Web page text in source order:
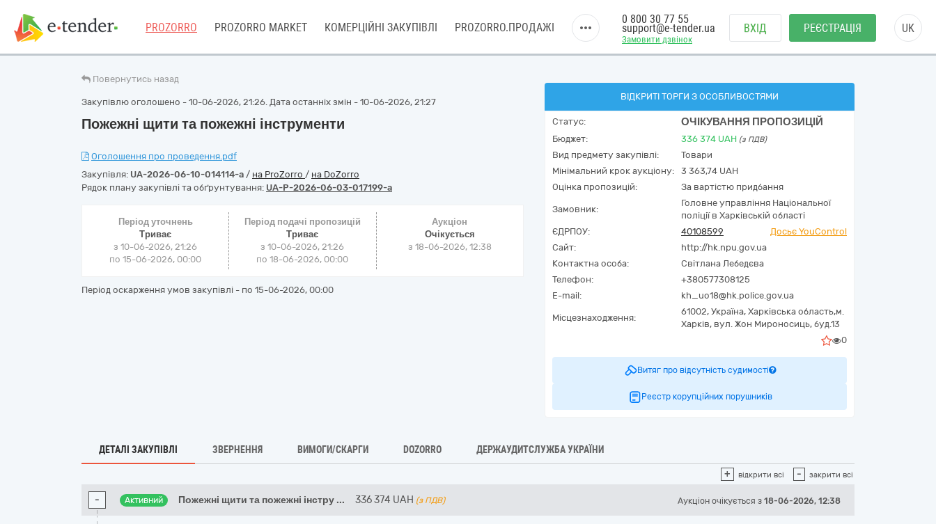
PROZORRO PROZORRO MARKET КОМЕРЦІЙНІ ЗАКУПІВЛІ PROZORRO.ПРОДАЖІ
Замовити дзвінок
0 800 30 77 55
support@e-tender.ua ВХІД РЕЄСТРАЦІЯ UK
Повернутись назад
Закупівлю оголошено - 10-06-2026, 21:26. Дата останніх змін - 10-06-2026, 21:27
Пожежні щити та пожежні інструменти
Оголошення про проведення.pdf
Закупівля: UA-2026-06-10-014114-a / на ProZorro / на DoZorro
Рядок плану закупівлі та обґрунтування: UA-P-2026-06-03-017199-a
Період уточнень
Триває
з 10-06-2026, 21:26
по 15-06-2026, 00:00
Період подачі пропозицій
Триває
з 10-06-2026, 21:26
по 18-06-2026, 00:00
Аукціон
Очікується
з 18-06-2026, 12:38
Період оскарження умов закупівлі - по 15-06-2026, 00:00
ВІДКРИТІ ТОРГИ З ОСОБЛИВОСТЯМИ
Статус: ОЧІКУВАННЯ ПРОПОЗИЦІЙ
Бюджет: 336 374 UAH (з ПДВ)
Вид предмету закупівлі:
Товари
Мінімальний крок аукціону:
3 363,74 UAH
Оцінка пропозицій:
За вартістю придбання
Замовник:
Головне управління Національної
поліції в Харківській області
ЄДРПОУ:
40108599
Досьє YouControl
Сайт:
http://hk.npu.gov.ua
Контактна особа:
Світлана Лебедєва
Телефон:
+380577308125
E-mail:
kh_uo18@hk.police.gov.ua
Місцезнаходження:
61002, Україна, Харківська область,м.
Харків, вул. Жон Мироносиць, буд.13
0
Витяг про відсутність судимості
Реєстр корупційних порушників
ДЕТАЛІ ЗАКУПІВЛІ ЗВЕРНЕННЯ ВИМОГИ/СКАРГИ DOZORRO ДЕРЖАУДИТСЛУЖБА УКРАЇНИ
+ відкрити всі - закрити всі
- Активний Пожежні щити та пожежні інстру ... 336 374 UAH (з ПДВ) Аукціон очікується з 18-06-2026, 12:38